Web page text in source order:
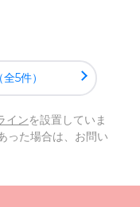
5件）
インを設置していま
った場合は、お問い